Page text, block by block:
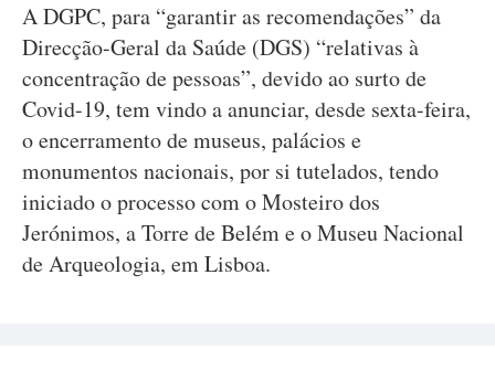
A DGPC, para “garantir as recomendações” da
Direcção-Geral da Saúde (DGS) “relativas à
concentração de pessoas”, devido ao surto de
Covid-19, tem vindo a anunciar, desde sexta-feira,
o encerramento de museus, palácios e
monumentos nacionais, por si tutelados, tendo
iniciado o processo com o Mosteiro dos
Jerónimos, a Torre de Belém e o Museu Nacional
de Arqueologia, em Lisboa.